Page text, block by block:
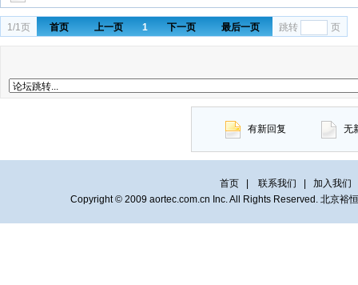
1/1页 首页 上一页 1 下一页 最后一页 跳转 页
有新回复 无
首页 联系我们 加入我们
Copyright © 2009 aortec.com.cn Inc. All Rights Reserved. 北京裕